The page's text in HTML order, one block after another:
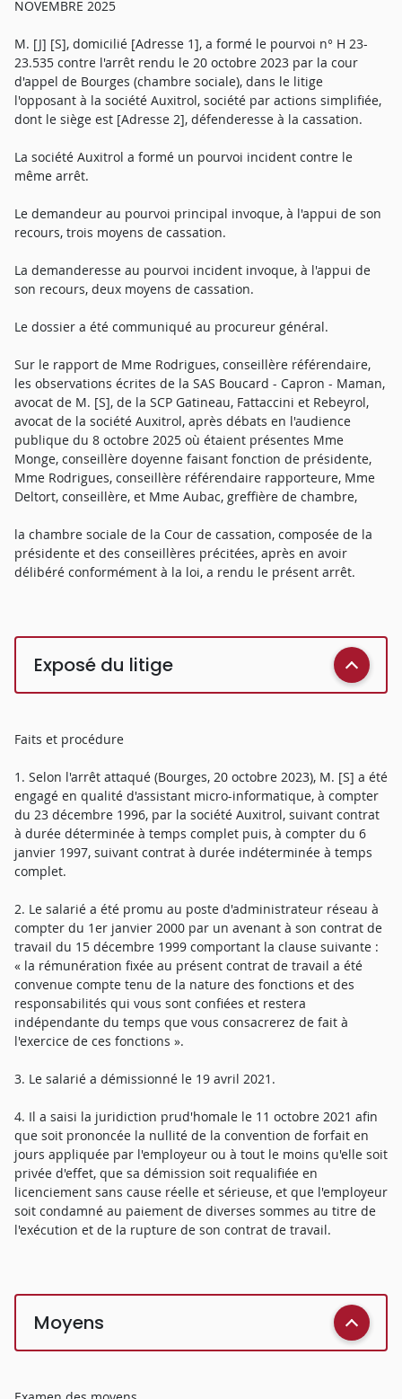
NOVEMBRE 2025
M. [J] [S], domicilié [Adresse 1], a formé le pourvoi n° H 23-
23.535 contre l'arrêt rendu le 20 octobre 2023 par la cour
d'appel de Bourges (chambre sociale), dans le litige
l'opposant à la société Auxitrol, société par actions simplifiée,
dont le siège est [Adresse 2], défenderesse à la cassation.
La société Auxitrol a formé un pourvoi incident contre le
même arrêt.
Le demandeur au pourvoi principal invoque, à l'appui de son
recours, trois moyens de cassation.
La demanderesse au pourvoi incident invoque, à l'appui de
son recours, deux moyens de cassation.
Le dossier a été communiqué au procureur général.
Sur le rapport de Mme Rodrigues, conseillère référendaire,
les observations écrites de la SAS Boucard - Capron - Maman,
avocat de M. [S], de la SCP Gatineau, Fattaccini et Rebeyrol,
avocat de la société Auxitrol, après débats en l'audience
publique du 8 octobre 2025 où étaient présentes Mme
Monge, conseillère doyenne faisant fonction de présidente,
Mme Rodrigues, conseillère référendaire rapporteure, Mme
Deltort, conseillère, et Mme Aubac, greffière de chambre,
la chambre sociale de la Cour de cassation, composée de la
présidente et des conseillères précitées, après en avoir
délibéré conformément à la loi, a rendu le présent arrêt.
Exposé du litige
Faits et procédure
1. Selon l'arrêt attaqué (Bourges, 20 octobre 2023), M. [S] a été
engagé en qualité d'assistant micro-informatique, à compter
du 23 décembre 1996, par la société Auxitrol, suivant contrat
à durée déterminée à temps complet puis, à compter du 6
janvier 1997, suivant contrat à durée indéterminée à temps
complet.
2. Le salarié a été promu au poste d'administrateur réseau à
compter du 1er janvier 2000 par un avenant à son contrat de
travail du 15 décembre 1999 comportant la clause suivante :
« la rémunération fixée au présent contrat de travail a été
convenue compte tenu de la nature des fonctions et des
responsabilités qui vous sont confiées et restera
indépendante du temps que vous consacrerez de fait à
l'exercice de ces fonctions ».
3. Le salarié a démissionné le 19 avril 2021.
4. Il a saisi la juridiction prud'homale le 11 octobre 2021 afin
que soit prononcée la nullité de la convention de forfait en
jours appliquée par l'employeur ou à tout le moins qu'elle soit
privée d'effet, que sa démission soit requalifiée en
licenciement sans cause réelle et sérieuse, et que l'employeur
soit condamné au paiement de diverses sommes au titre de
l'exécution et de la rupture de son contrat de travail.
Moyens